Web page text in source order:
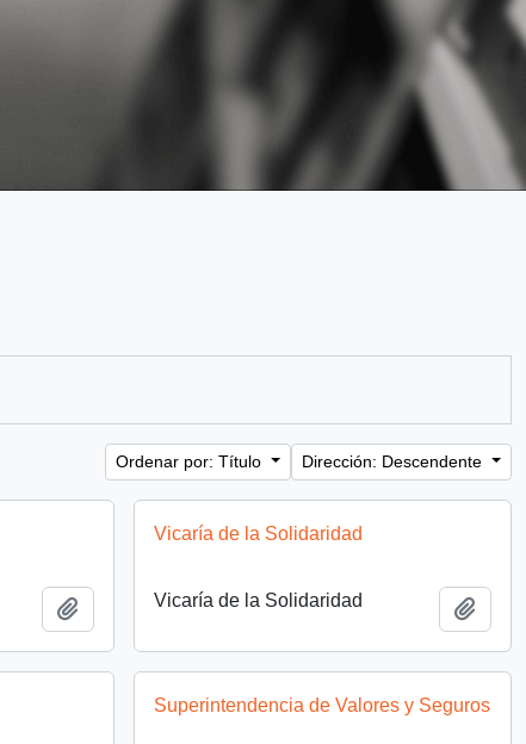
Ordenar por: Título Dirección: Descendente
Añadir al portapapeles
Vicaría de la Solidaridad
Vicaría de la Solidaridad
Superintendencia de Valores y Seguros